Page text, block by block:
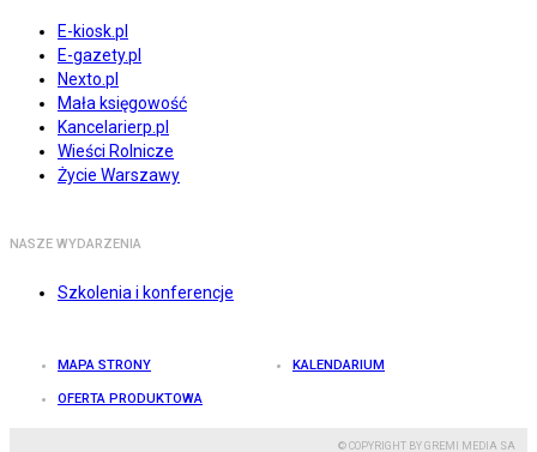
E-kiosk.pl
E-gazety.pl
Nexto.pl
Mała księgowość
Kancelarierp.pl
Wieści Rolnicze
Życie Warszawy
NASZE WYDARZENIA
Szkolenia i konferencje
MAPA STRONY KALENDARIUM
OFERTA PRODUKTOWA
© COPYRIGHT BY GREMI MEDIA SA